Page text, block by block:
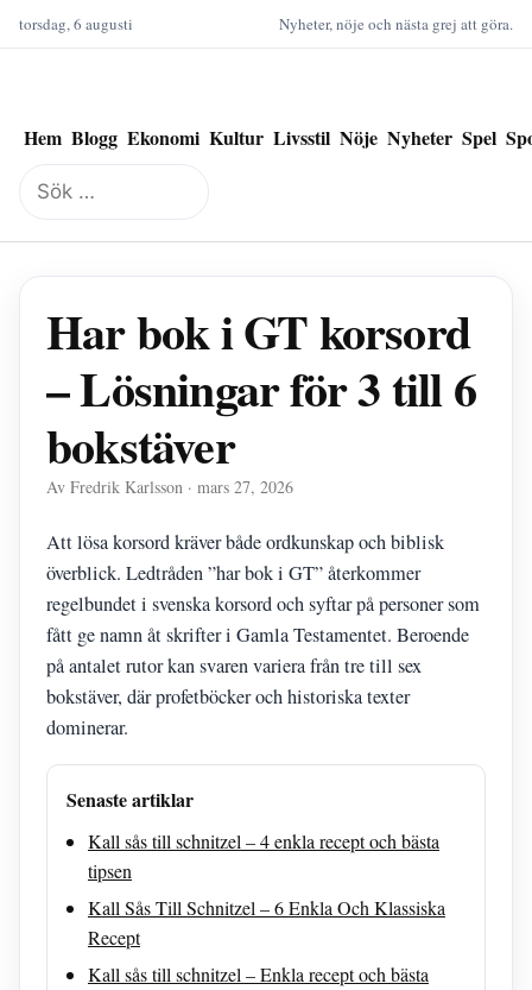
torsdag, 6 augusti Nyheter, nöje och nästa grej att göra.
Hem Blogg Ekonomi Kultur Livsstil Nöje Nyheter Spel
Sök
efter:
Har bok i GT korsord
– Lösningar för 3 till 6
bokstäver
Av Fredrik Karlsson · mars 27, 2026
Att lösa korsord kräver både ordkunskap och biblisk
överblick. Ledtråden ”har bok i GT” återkommer
regelbundet i svenska korsord och syftar på personer som
fått ge namn åt skrifter i Gamla Testamentet. Beroende
på antalet rutor kan svaren variera från tre till sex
bokstäver, där profetböcker och historiska texter
dominerar.
Senaste artiklar
Kall sås till schnitzel – 4 enkla recept och bästa
tipsen
Kall Sås Till Schnitzel – 6 Enkla Och Klassiska
Recept
Kall sås till schnitzel – Enkla recept och bästa